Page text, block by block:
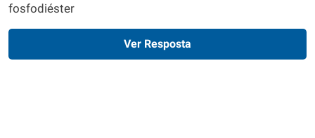
fosfodiéster
Ver Resposta